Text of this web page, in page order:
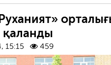
қаланды
15:15 459